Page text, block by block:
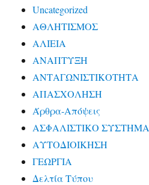
Uncategorized
ΑΘΛΗΤΙΣΜΟΣ
ΑΛΙΕΙΑ
ΑΝΑΠΤΥΞΗ
ΑΝΤΑΓΩΝΙΣΤΙΚΟΤΗΤΑ
ΑΠΑΣΧΟΛΗΣΗ
Άρθρα-Απόψεις
ΑΣΦΑΛΙΣΤΙΚΟ ΣΥΣΤΗΜΑ
ΑΥΤΟΔΙΟΙΚΗΣΗ
ΓΕΩΡΓΙΑ
Δελτία Τύπου